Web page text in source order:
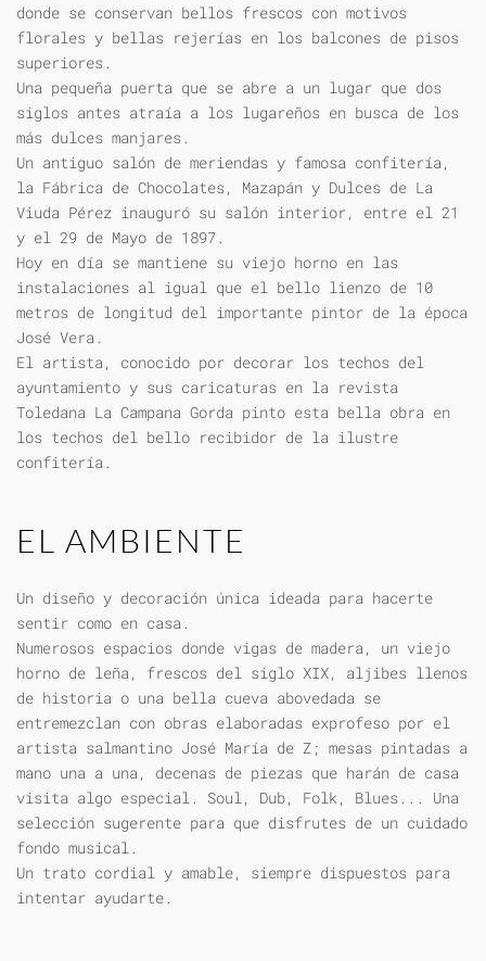
donde se conservan bellos frescos con motivos
florales y bellas rejerías en los balcones de pisos
superiores.
Una pequeña puerta que se abre a un lugar que dos
siglos antes atraía a los lugareños en busca de los
más dulces manjares.
Un antiguo salón de meriendas y famosa confitería,
la Fábrica de Chocolates, Mazapán y Dulces de La
Viuda Pérez inauguró su salón interior, entre el 21
y el 29 de Mayo de 1897.
Hoy en día se mantiene su viejo horno en las
instalaciones al igual que el bello lienzo de 10
metros de longitud del importante pintor de la época
José Vera.
El artista, conocido por decorar los techos del
ayuntamiento y sus caricaturas en la revista
Toledana La Campana Gorda pinto esta bella obra en
los techos del bello recibidor de la ilustre
confitería.
EL AMBIENTE
Un diseño y decoración única ideada para hacerte
sentir como en casa.
Numerosos espacios donde vigas de madera, un viejo
horno de leña, frescos del siglo XIX, aljibes llenos
de historia o una bella cueva abovedada se
entremezclan con obras elaboradas exprofeso por el
artista salmantino José María de Z; mesas pintadas a
mano una a una, decenas de piezas que harán de casa
visita algo especial. Soul, Dub, Folk, Blues... Una
selección sugerente para que disfrutes de un cuidado
fondo musical.
Un trato cordial y amable, siempre dispuestos para
intentar ayudarte.